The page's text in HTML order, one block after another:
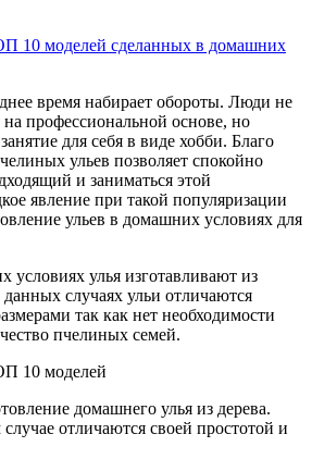
время набирает обороты. Люди не
профессиональной основе, но
для себя в виде хобби. Благо
ульев позволяет спокойно
и заниматься этой
явление при такой популяризации
ульев в домашних условиях для
условиях улья изготавливают из
случаях ульи отличаются
так как нет необходимости
пчелиных семей.
домашнего улья из дерева.
отличаются своей простотой и